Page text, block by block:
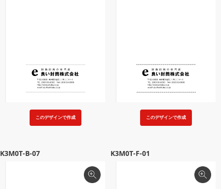
このデザインで作成 このデザインで作成
K3M0T-B-07 K3M0T-F-01